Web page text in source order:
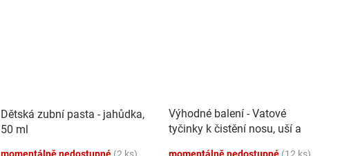
Dětská zubní pasta - jahůdka,
50 ml
Výhodné balení - Vatové
tyčinky k čistění nosu, uší a